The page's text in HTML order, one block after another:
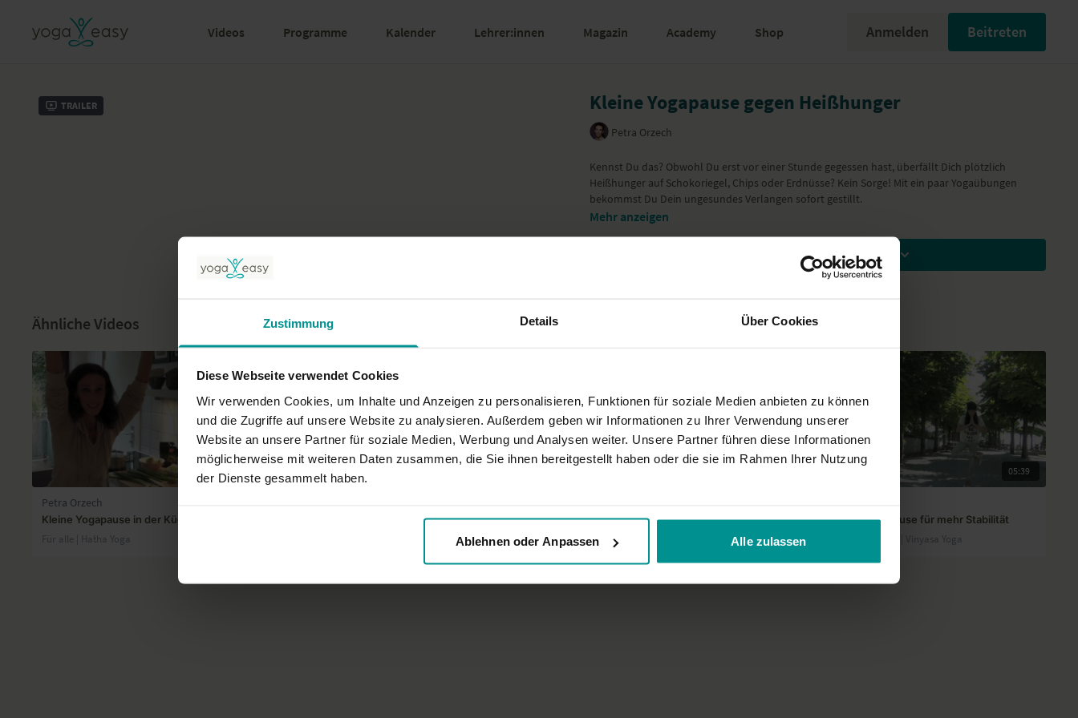
Zustimmung Details Über Cookies
Diese Webseite verwendet Cookies
Wir verwenden Cookies, um Inhalte und Anzeigen zu personalisieren, Funktionen für soziale Medien anbieten zu können
und die Zugriffe auf unsere Website zu analysieren. Außerdem geben wir Informationen zu Ihrer Verwendung unserer
Website an unsere Partner für soziale Medien, Werbung und Analysen weiter. Unsere Partner führen diese Informationen
möglicherweise mit weiteren Daten zusammen, die Sie ihnen bereitgestellt haben oder die sie im Rahmen Ihrer Nutzung
der Dienste gesammelt haben.
Ablehnen oder Anpassen Alle zulassen
Videos Programme Kalender Lehrer:innen Magazin Academy Shop Anmelden Beitreten
Trailer Kleine Yogapause gegen Heißhunger
Petra Orzech
Kennst Du das? Obwohl Du erst vor einer Stunde gegessen hast, überfällt Dich plötzlich
Heißhunger auf Schokoriegel, Chips oder Erdnüsse? Kein Sorge! Mit ein paar Yogaübungen
bekommst Du Dein ungesundes Verlangen sofort gestillt.
Mehr anzeigen
Zum Ansehen Mitglied werden
Ähnliche Videos
Petra Orzech
Kleine Yogapause in der Küche
Für alle | Hatha Yoga
Die kleine Yogapause für mehr Energie
Die kleine Yogapause für mehr Gelassenheit
Sportliche Anfänger | Vinyasa Yoga
05:39
Die kleine Yogapause für mehr Stabilität
Sportliche Anfänger | Vinyasa Yoga